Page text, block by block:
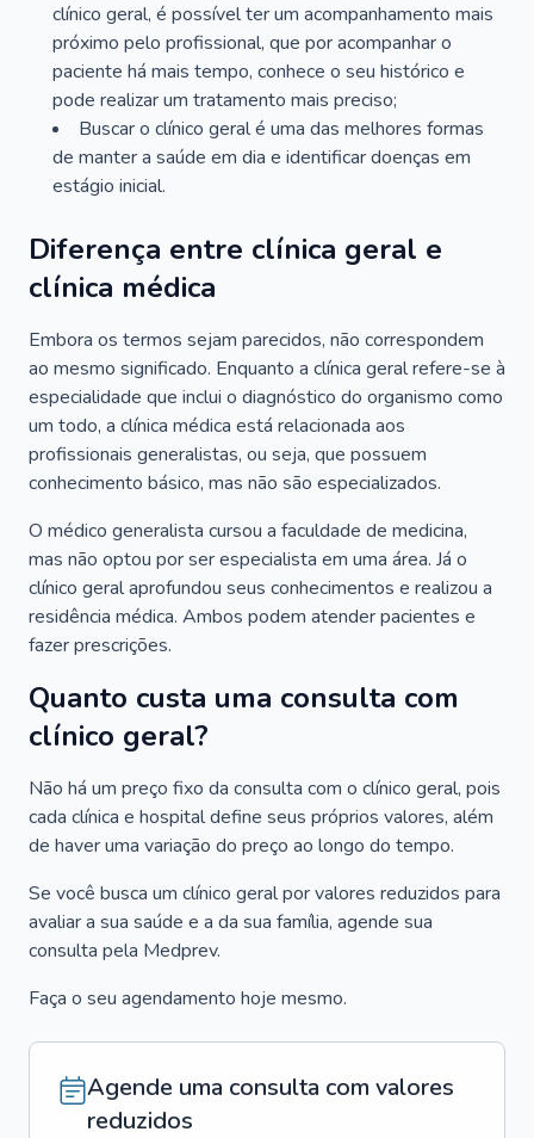
clínico geral, é possível ter um acompanhamento mais
próximo pelo profissional, que por acompanhar o
paciente há mais tempo, conhece o seu histórico e
pode realizar um tratamento mais preciso;
Buscar o clínico geral é uma das melhores formas
de manter a saúde em dia e identificar doenças em
estágio inicial.
Diferença entre clínica geral e
clínica médica
Embora os termos sejam parecidos, não correspondem
ao mesmo significado. Enquanto a clínica geral refere-se à
especialidade que inclui o diagnóstico do organismo como
um todo, a clínica médica está relacionada aos
profissionais generalistas, ou seja, que possuem
conhecimento básico, mas não são especializados.
O médico generalista cursou a faculdade de medicina,
mas não optou por ser especialista em uma área. Já o
clínico geral aprofundou seus conhecimentos e realizou a
residência médica. Ambos podem atender pacientes e
fazer prescrições.
Quanto custa uma consulta com
clínico geral?
Não há um preço fixo da consulta com o clínico geral, pois
cada clínica e hospital define seus próprios valores, além
de haver uma variação do preço ao longo do tempo.
Se você busca um clínico geral por valores reduzidos para
avaliar a sua saúde e a da sua família, agende sua
consulta pela Medprev.
Faça o seu agendamento hoje mesmo.
Agende uma consulta com valores
reduzidos